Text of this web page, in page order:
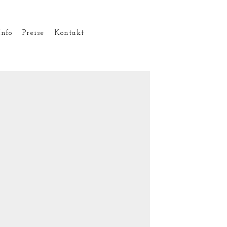
Preise Kontakt